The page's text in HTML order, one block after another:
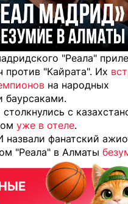
"Реала"
против "Кайрата". Их
на народных
баурсаками.
с
уже в отеле.
фанатский
"Реала" в Алматы